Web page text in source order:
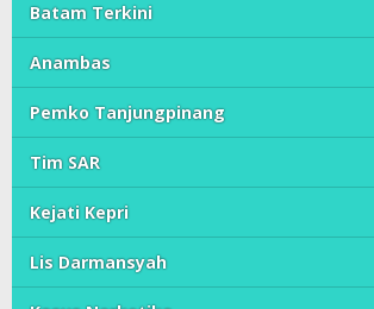
Batam Terkini
Anambas
Pemko Tanjungpinang
Tim SAR
Kejati Kepri
Lis Darmansyah